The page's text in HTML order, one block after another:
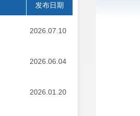
发布日期
2026.07.10
2026.06.04
2026.01.20